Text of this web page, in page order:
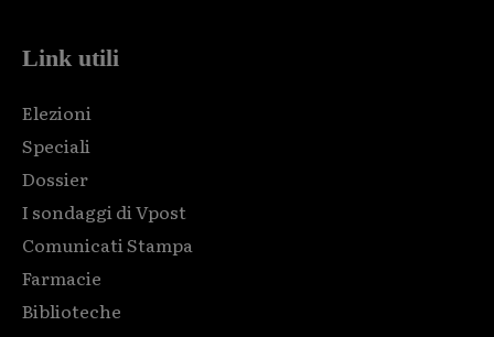
Link utili
Elezioni
Speciali
Dossier
I sondaggi di Vpost
Comunicati Stampa
Farmacie
Biblioteche